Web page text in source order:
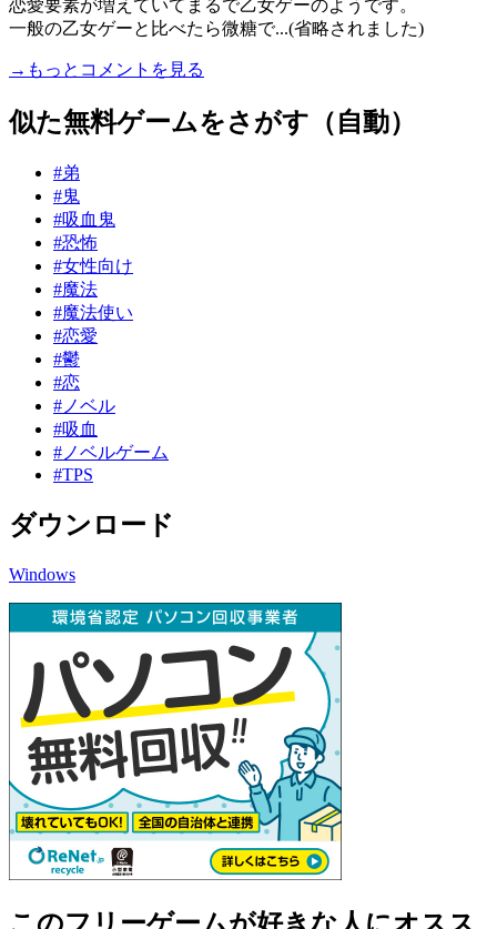
恋愛要素が増えていてまるで乙女ゲーのようです。
一般の乙女ゲーと比べたら微糖で...(省略されました)
→もっとコメントを見る
似た無料ゲームをさがす（自動）
#弟
#鬼
#吸血鬼
#恐怖
#女性向け
#魔法
#魔法使い
#恋愛
#鬱
#恋
#ノベル
#吸血
#ノベルゲーム
#TPS
ダウンロード
Windows